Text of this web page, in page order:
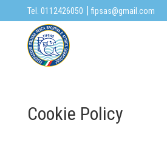
Tel. 0112426050 | fipsas@gmail.com
Cookie Policy